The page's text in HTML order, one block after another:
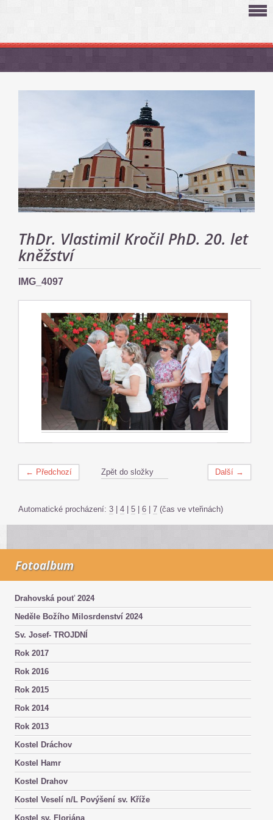
ThDr. Vlastimil Kročil PhD. 20. let
kněžství
IMG_4097
← Předchozí Další →
Zpět do složky
Automatické procházení: 3 | 4 | 5 | 6 | 7 (čas ve vteřinách)
Fotoalbum
Drahovská pouť 2024
Neděle Božího Milosrdenství 2024
Sv. Josef- TROJDNÍ
Rok 2017
Rok 2016
Rok 2015
Rok 2014
Rok 2013
Kostel Dráchov
Kostel Hamr
Kostel Drahov
Kostel Veselí n/L Povýšení sv. Kříže
Kostel sv. Floriána